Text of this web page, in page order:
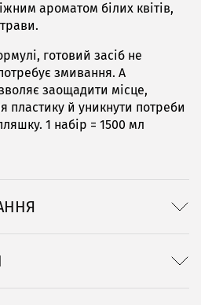
ароматом білих квітів,
готовий засіб не
змивання. А
заощадити місце,
пластику й уникнути потреби
1 набір = 1500 мл